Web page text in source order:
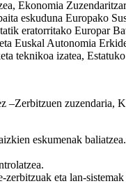
Ekonomia
eskuduna Europako
eratorritako Europar
Euskal Autonomia
teknikoa izatea,
–Zerbitzuen
eskumenak baliatzea.
eta lan-